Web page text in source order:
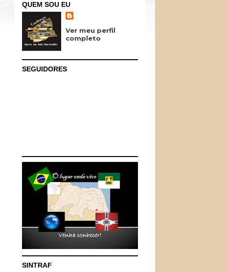
QUEM SOU EU
Ver meu perfil
completo
SEGUIDORES
SINTRAF